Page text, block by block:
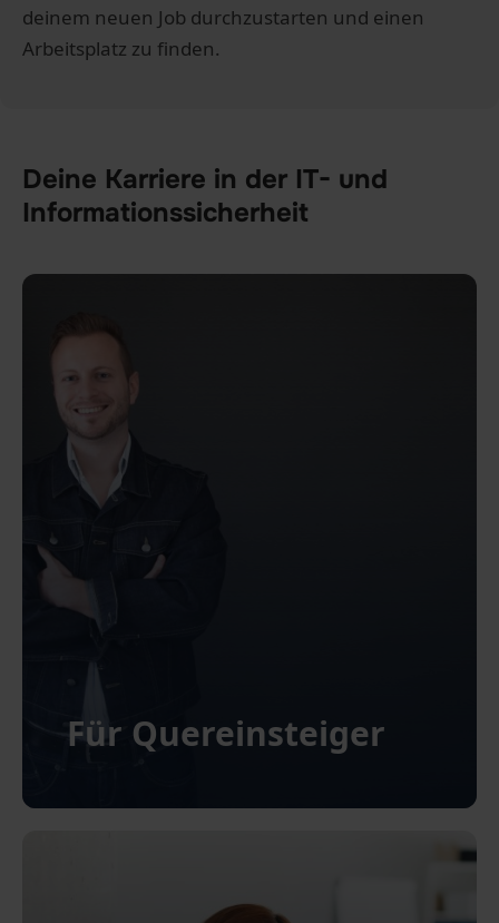
deinem neuen Job durchzustarten und einen
Arbeitsplatz zu finden.
Deine Karriere in der IT- und
Informationssicherheit
Für Quereinsteiger